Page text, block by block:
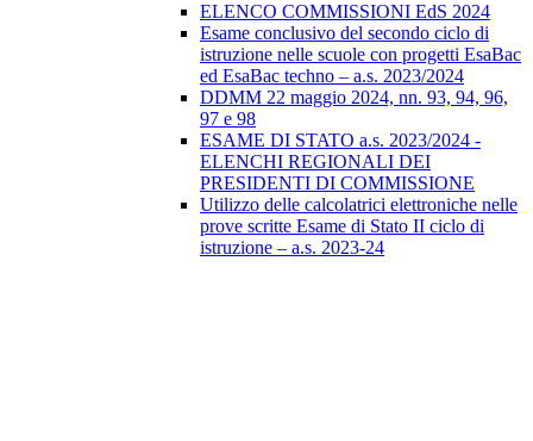
ELENCO COMMISSIONI EdS 2024
Esame conclusivo del secondo ciclo di
istruzione nelle scuole con progetti EsaBac
ed EsaBac techno – a.s. 2023/2024
DDMM 22 maggio 2024, nn. 93, 94, 96,
97 e 98
ESAME DI STATO a.s. 2023/2024 -
ELENCHI REGIONALI DEI
PRESIDENTI DI COMMISSIONE
Utilizzo delle calcolatrici elettroniche nelle
prove scritte Esame di Stato II ciclo di
istruzione – a.s. 2023-24